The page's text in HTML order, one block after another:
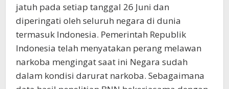
jatuh pada setiap tanggal 26 Juni dan
diperingati oleh seluruh negara di dunia
termasuk Indonesia. Pemerintah Republik
Indonesia telah menyatakan perang melawan
narkoba mengingat saat ini Negara sudah
dalam kondisi darurat narkoba. Sebagaimana